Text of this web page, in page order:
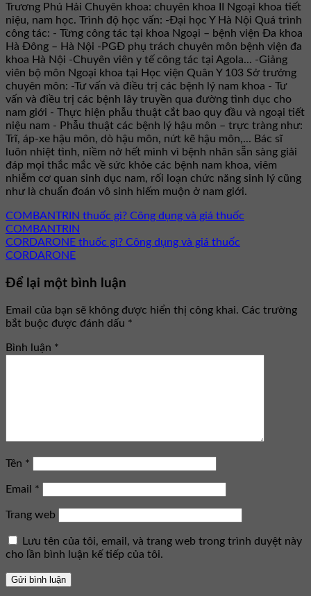
Trương Phú Hải Chuyên khoa: chuyên khoa II Ngoại khoa tiết
niệu, nam học. Trình độ học vấn: -Đại học Y Hà Nội Quá trình
công tác: - Từng công tác tại khoa Ngoại – bệnh viện Đa khoa
Hà Đông – Hà Nội -PGĐ phụ trách chuyên môn bệnh viện đa
khoa Hà Nội -Chuyên viên y tế công tác tại Agola... -Giảng
viên bộ môn Ngoại khoa tại Học viện Quân Y 103 Sở trưởng
chuyên môn: -Tư vấn và điều trị các bệnh lý nam khoa - Tư
vấn và điều trị các bệnh lây truyền qua đường tình dục cho
nam giới - Thực hiện phẫu thuật cắt bao quy đầu và ngoại tiết
niệu nam - Phẫu thuật các bệnh lý hậu môn – trực tràng như:
Trĩ, áp-xe hậu môn, dò hậu môn, nứt kẽ hậu môn,... Bác sĩ
luôn nhiệt tình, niềm nở hết mình vì bệnh nhân sẵn sàng giải
đáp mọi thắc mắc về sức khỏe các bệnh nam khoa, viêm
nhiễm cơ quan sinh dục nam, rối loạn chức năng sinh lý cũng
như là chuẩn đoán vô sinh hiếm muộn ở nam giới.
COMBANTRIN thuốc gì? Công dụng và giá thuốc
COMBANTRIN
CORDARONE thuốc gì? Công dụng và giá thuốc
CORDARONE
Để lại một bình luận
Email của bạn sẽ không được hiển thị công khai. Các trường
bắt buộc được đánh dấu *
Bình luận *
Tên *
Email *
Trang web
Lưu tên của tôi, email, và trang web trong trình duyệt này
cho lần bình luận kế tiếp của tôi.